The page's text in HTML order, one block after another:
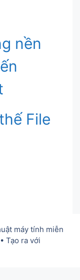
nền
File
máy tính miễn
Tạo ra với